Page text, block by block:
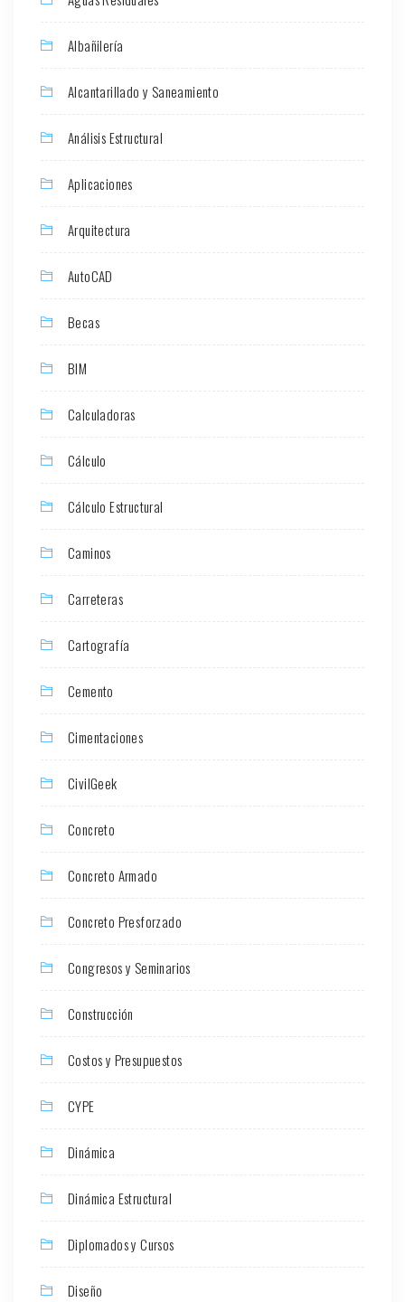
Albañilería
Alcantarillado y Saneamiento
Análisis Estructural
Aplicaciones
Arquitectura
AutoCAD
Becas
BIM
Calculadoras
Cálculo
Cálculo Estructural
Caminos
Carreteras
Cartografía
Cemento
Cimentaciones
CivilGeek
Concreto
Concreto Armado
Concreto Presforzado
Congresos y Seminarios
Construcción
Costos y Presupuestos
CYPE
Dinámica
Dinámica Estructural
Diplomados y Cursos
Diseño